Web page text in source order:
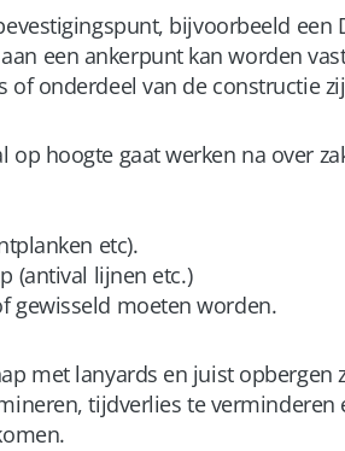
bijvoorbeeld een
een ankerpunt kan worden
of onderdeel van de constructie
hoogte gaat werken na over
etc).
(antival lijnen etc.)
gewisseld moeten worden.
met lanyards en juist
tijdverlies te